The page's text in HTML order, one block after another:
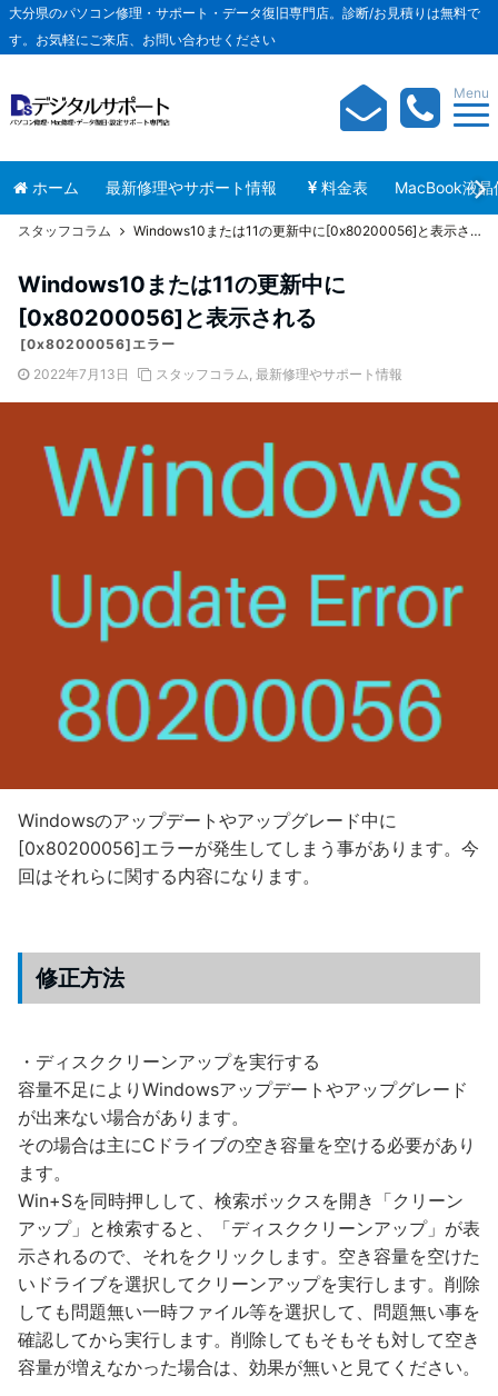
大分県のパソコン修理・サポート・データ復旧専門店。診断/お見積りは無料で
す。お気軽にご来店、お問い合わせください
Menu
ホーム 最新修理やサポート情報 料金表 MacBook液晶
スタッフコラム Windows10または11の更新中に[0x80200056]と表示される
Windows10または11の更新中に
[0x80200056]と表示される
[0x80200056]エラー
2022年7月13日
スタッフコラム, 最新修理やサポート情報
Windowsのアップデートやアップグレード中に
[0x80200056]エラーが発生してしまう事があります。今
回はそれらに関する内容になります。
修正方法
・ディスククリーンアップを実行する
容量不足によりWindowsアップデートやアップグレード
が出来ない場合があります。
その場合は主にCドライブの空き容量を空ける必要があり
ます。
Win+Sを同時押しして、検索ボックスを開き「クリーン
アップ」と検索すると、「ディスククリーンアップ」が表
示されるので、それをクリックします。空き容量を空けた
いドライブを選択してクリーンアップを実行します。削除
しても問題無い一時ファイル等を選択して、問題無い事を
確認してから実行します。削除してもそもそも対して空き
容量が増えなかった場合は、効果が無いと見てください。